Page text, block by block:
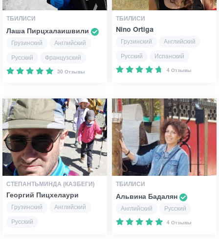
ТБИЛИСИ
Лаша Пирцхалаишвили
Грузинский
Английский
Русский
Французский
30 Отзывы
ТБИЛИСИ
Nino Ortiga
Грузинский
Английский
Русский
Испанский
4 Отзывы
СТЕПАНТЬМИНДА (КАЗБЕГИ)
Георгий Пицхелаури
Грузинский
Английский
Русский
ТБИЛИСИ
Альвина Бадалян
Английский Русский
4 Отзывы